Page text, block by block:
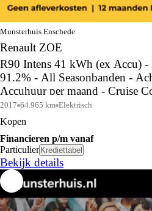
Munsterhuis Enschede
Renault ZOE
R90 Intens 41 kWh (ex Accu)
91.2% - All Seasonbanden -
Accuhuur per maand - Cruise
Dealeronderhouden
2017 64.965 km Elektrisch
Kopen
Financieren p/m vanaf
Particulier Krediettabel
Bekijk details